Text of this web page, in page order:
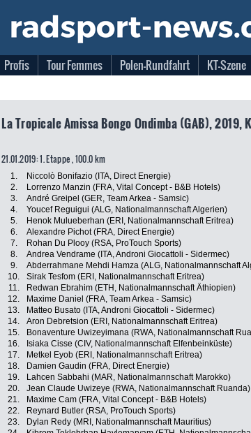
Profis Tour Femmes Polen-Rundfahrt KT-Szene
La Tropicale Amissa Bongo Ondimba (GAB), 2019,
21.01.2019: 1. Etappe , 100.0 km
1. Niccolò Bonifazio (ITA, Direct Energie)
2.
Lorrenzo Manzin (FRA, Vital Concept - B&B Hotels)
3.
André Greipel (GER, Team Arkea - Samsic)
4.
Youcef Reguigui (ALG, Nationalmannschaft Algerien)
5.
Henok Mulueberhan (ERI, Nationalmannschaft Eritrea)
6.
Alexandre Pichot (FRA, Direct Energie)
7.
Rohan Du Plooy (RSA, ProTouch Sports)
8.
Andrea Vendrame (ITA, Androni Giocattoli - Sidermec)
9.
Abderrahmane Mehdi Hamza (ALG, Nationalmannschaft
10.
Sirak Tesfom (ERI, Nationalmannschaft Eritrea)
11.
Redwan Ebrahim (ETH, Nationalmannschaft Äthiopien)
12.
Maxime Daniel (FRA, Team Arkea - Samsic)
13.
Matteo Busato (ITA, Androni Giocattoli - Sidermec)
14.
Aron Debretsion (ERI, Nationalmannschaft Eritrea)
15.
Bonaventure Uwizeyimana (RWA, Nationalmannschaft
16.
Isiaka Cisse (CIV, Nationalmannschaft Elfenbeinküste)
17.
Metkel Eyob (ERI, Nationalmannschaft Eritrea)
18.
Damien Gaudin (FRA, Direct Energie)
19.
Lahcen Sabbahi (MAR, Nationalmannschaft Marokko)
20.
Jean Claude Uwizeye (RWA, Nationalmannschaft Ruanda)
21.
Maxime Cam (FRA, Vital Concept - B&B Hotels)
22.
Reynard Butler (RSA, ProTouch Sports)
23.
Dylan Redy (MRI, Nationalmannschaft Mauritius)
Facebook
Twitter
Newsletter: